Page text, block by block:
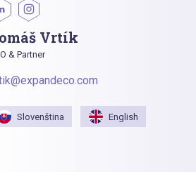
Vrtík
& Partner
Slovenština English